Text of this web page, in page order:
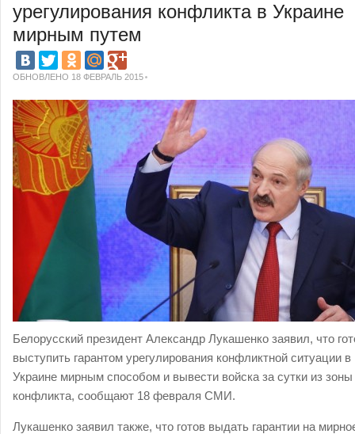
урегулирования конфликта в Украине
мирным путем
ОБНОВЛЕНО 18 ФЕВРАЛЬ 2015
Белорусский президент Александр Лукашенко заявил, что
выступить гарантом урегулирования конфликтной ситуации в
Украине мирным способом и вывести войска за сутки из зоны
конфликта, сообщают 18 февраля СМИ.
Лукашенко заявил также, что готов выдать гарантии на